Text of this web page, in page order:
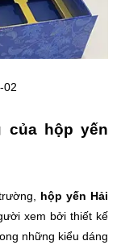
02
của hộp yến
hộp yến Hải
xem bởi thiết kế
những kiểu dáng